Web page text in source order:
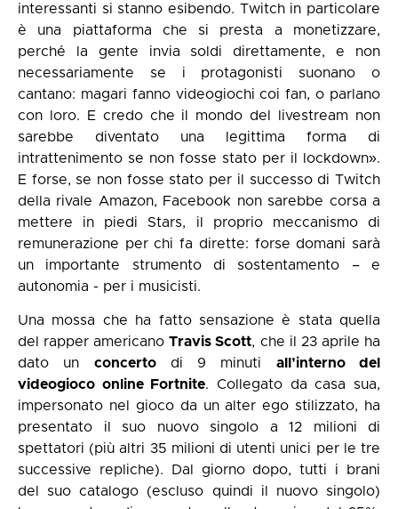
interessanti si stanno esibendo. Twitch in particolare
è una piattaforma che si presta a monetizzare,
perché la gente invia soldi direttamente, e non
necessariamente se i protagonisti suonano o
cantano: magari fanno videogiochi coi fan, o parlano
con loro. E credo che il mondo del livestream non
sarebbe diventato una legittima forma di
intrattenimento se non fosse stato per il lockdown».
E forse, se non fosse stato per il successo di Twitch
della rivale Amazon, Facebook non sarebbe corsa a
mettere in piedi Stars, il proprio meccanismo di
remunerazione per chi fa dirette: forse domani sarà
un importante strumento di sostentamento – e
autonomia - per i musicisti.
Una mossa che ha fatto sensazione è stata quella
del rapper americanoTravis Scott, che il 23 aprile ha
dato un concertodi 9 minuti all’interno del
videogioco online Fortnite. Collegato da casa sua,
impersonato nel gioco da un alter ego stilizzato, ha
presentato il suo nuovo singolo a 12 milioni di
spettatori (più altri 35 milioni di utenti unici per le tre
successive repliche). Dal giorno dopo, tutti i brani
del suo catalogo (escluso quindi il nuovo singolo)